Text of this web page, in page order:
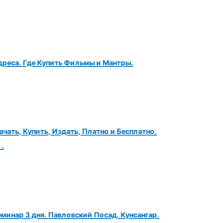
Где Купить Фильмы и Мантры.
Купить, Издать, Платно и Бесплатно.
3 дня. Павловский Посад. Кунсангар.